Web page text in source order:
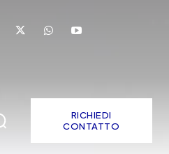
RICHIEDI
CONTATTO